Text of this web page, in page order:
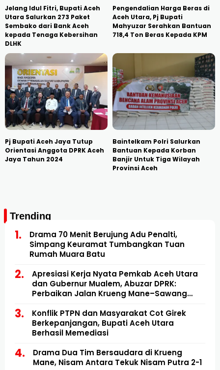
Jelang Idul Fitri, Bupati Aceh
Utara Salurkan 273 Paket
Sembako dari Bank Aceh
kepada Tenaga Kebersihan
DLHK
Pengendalian Harga Beras di
Aceh Utara, Pj Bupati
Mahyuzar Serahkan Bantuan
718,4 Ton Beras Kepada KPM
Pj Bupati Aceh Jaya Tutup
Orientasi Anggota DPRK Aceh
Jaya Tahun 2024
Baintelkam Polri Salurkan
Bantuan Kepada Korban
Banjir Untuk Tiga Wilayah
Provinsi Aceh
Trending
Drama 70 Menit Berujung Adu Penalti,
Simpang Keuramat Tumbangkan Tuan
Rumah Muara Batu
Apresiasi Kerja Nyata Pemkab Aceh Utara
dan Gubernur Mualem, Abuzar DPRK:
Perbaikan Jalan Krueng Mane–Sawang
Konflik PTPN dan Masyarakat Cot Girek
Berkepanjangan, Bupati Aceh Utara
Berhasil Memediasi
Drama Dua Tim Bersaudara di Krueng
Mane, Nisam Antara Tekuk Nisam Putra 2-1